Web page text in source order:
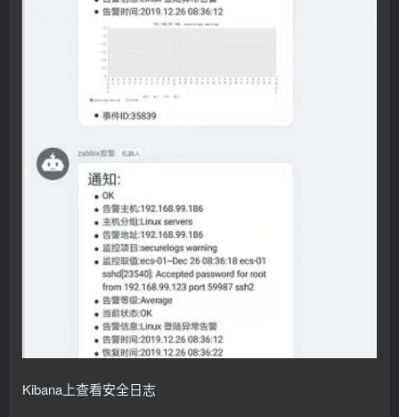
Kibana上查看安全日志